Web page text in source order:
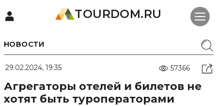
TOURDOM.RU
НОВОСТИ
29.02.2024, 19:35 57366
Агрегаторы отелей и билетов не
хотят быть туроператорами